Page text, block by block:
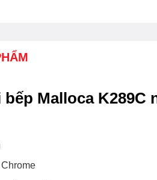
Malloca K289C